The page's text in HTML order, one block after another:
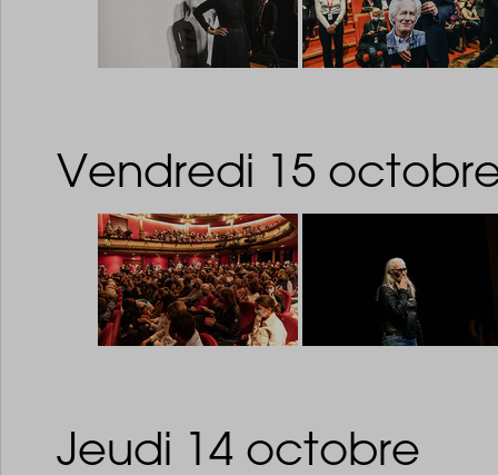
Vendredi 15
Jeudi 14 octobre